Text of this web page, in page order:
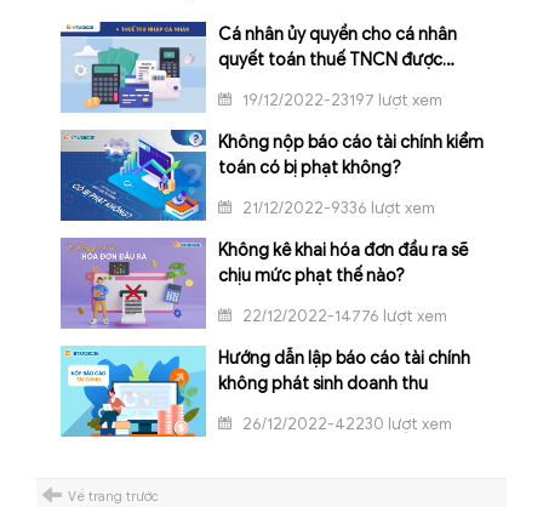
Cá nhân ủy quyền cho cá nhân
quyết toán thuế TNCN được
19/12/2022-23197 lượt xem
Không nộp báo cáo tài chính kiểm
toán có bị phạt không?
21/12/2022-9336 lượt xem
Không kê khai hóa đơn đầu ra sẽ
chịu mức phạt thế nào?
22/12/2022-14776 lượt xem
Hướng dẫn lập báo cáo tài chính
không phát sinh doanh thu
26/12/2022-42230 lượt xem
Về trang trước